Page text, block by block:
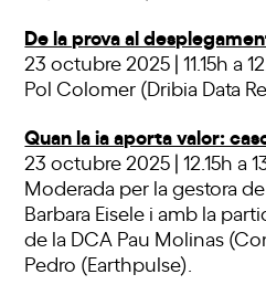
De la prova al
23 octubre 2025 | 11.15h a
Pol Colomer (Dribia Data
Quan la ia aporta valor:
23 octubre 2025 | 12.15h a
Moderada per la gestora
Barbara Eisele i amb la
de la DCA Pau Molinas
Pedro (Earthpulse).